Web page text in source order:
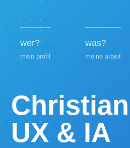
wer?
mein profil
was?
meine arbeit
UX & IA